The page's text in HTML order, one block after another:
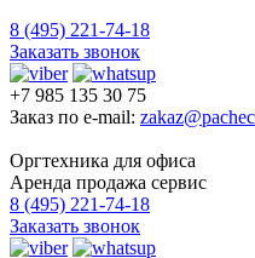
8 (495) 221-74-18
Заказать звонок
+7 985 135 30 75
Заказ по e-mail:
Оргтехника для офиса
Аренда продажа сервис
8 (495) 221-74-18
Заказать звонок